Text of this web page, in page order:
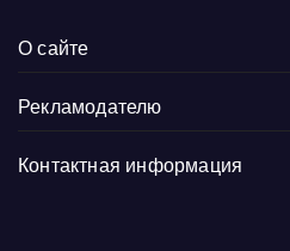
О сайте
Рекламодателю
Контактная информация